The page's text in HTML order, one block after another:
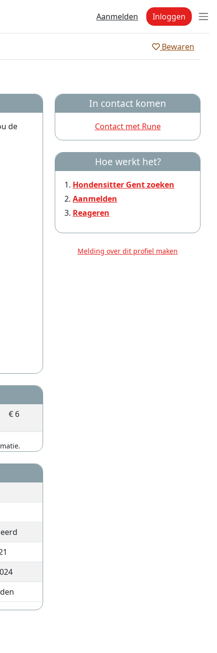
Aanmelden Inloggen
Bewaren
de
€ 6
In contact komen
Contact met Rune
Hoe werkt het?
Hondensitter Gent zoeken
Aanmelden
Reageren
Melding over dit profiel maken